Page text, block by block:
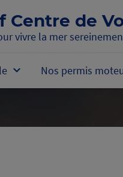
Centre de
vivre la mer
Nos permis